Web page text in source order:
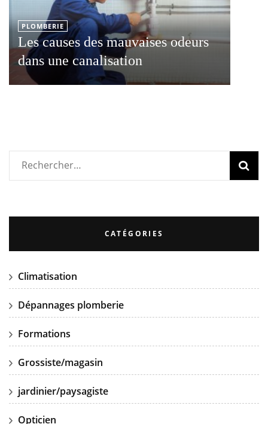
PLOMBERIE
Les causes des mauvaises odeurs
dans une canalisation
Rechercher :
CATÉGORIES
Climatisation
Dépannages plomberie
Formations
Grossiste/magasin
jardinier/paysagiste
Opticien